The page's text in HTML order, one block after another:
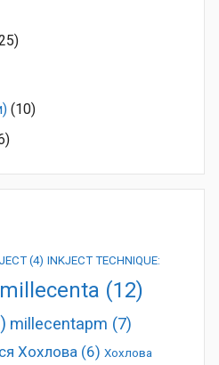
(10)
(4) INKJECT TECHNIQUE:
millecenta (12)
millecentapm (7)
Хохлова (6) Хохлова